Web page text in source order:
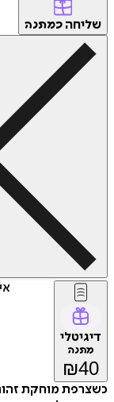
כמתנה
איזה
₪
מוחקת זהות